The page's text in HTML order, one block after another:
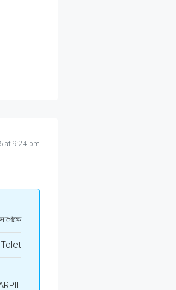
at 9:24 pm
Tolet